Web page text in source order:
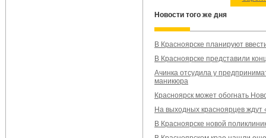
Новости того же дня
В Красноярске планируют
В Красноярске представили
Ачинка отсудила у
маникюра
Красноярск может обогнать
На выходных красноярцев ждут
В Красноярске новой